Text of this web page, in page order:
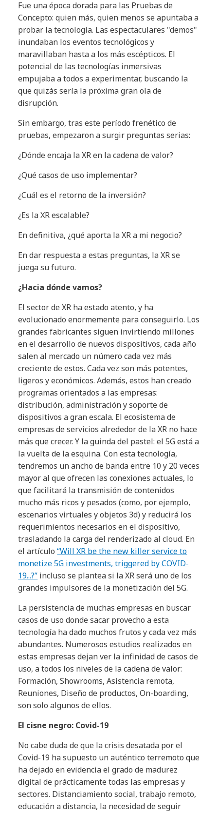
Fue una época dorada para las Pruebas de
Concepto: quien más, quien menos se apuntaba a
probar la tecnología. Las espectaculares "demos"
inundaban los eventos tecnológicos y
maravillaban hasta a los más escépticos. El
potencial de las tecnologías inmersivas
empujaba a todos a experimentar, buscando la
que quizás sería la próxima gran ola de
disrupción.
Sin embargo, tras este período frenético de
pruebas, empezaron a surgir preguntas serias:
¿Dónde encaja la XR en la cadena de valor?
¿Qué casos de uso implementar?
¿Cuál es el retorno de la inversión?
¿Es la XR escalable?
En definitiva, ¿qué aporta la XR a mi negocio?
En dar respuesta a estas preguntas, la XR se
juega su futuro.
¿Hacia dónde vamos?
El sector de XR ha estado atento, y ha
evolucionado enormemente para conseguirlo. Los
grandes fabricantes siguen invirtiendo millones
en el desarrollo de nuevos dispositivos, cada año
salen al mercado un número cada vez más
creciente de estos. Cada vez son más potentes,
ligeros y económicos. Además, estos han creado
programas orientados a las empresas:
distribución, administración y soporte de
dispositivos a gran escala. El ecosistema de
empresas de servicios alrededor de la XR no hace
más que crecer. Y la guinda del pastel: el 5G está a
la vuelta de la esquina. Con esta tecnología,
tendremos un ancho de banda entre 10 y 20 veces
mayor al que ofrecen las conexiones actuales, lo
que facilitará la transmisión de contenidos
mucho más ricos y pesados (como, por ejemplo,
escenarios virtuales y objetos 3d) y reducirá los
requerimientos necesarios en el dispositivo,
trasladando la carga del renderizado al cloud. En
el artículo“Will XR be the new killer service to
monetize 5G investments, triggered by COVID-
19...?” incluso se plantea si la XR será uno de los
grandes impulsores de la monetización del 5G.
La persistencia de muchas empresas en buscar
casos de uso donde sacar provecho a esta
tecnología ha dado muchos frutos y cada vez más
abundantes. Numerosos estudios realizados en
estas empresas dejan ver la infinidad de casos de
uso, a todos los niveles de la cadena de valor:
Formación, Showrooms, Asistencia remota,
Reuniones, Diseño de productos, On-boarding,
son solo algunos de ellos.
El cisne negro: Covid-19
No cabe duda de que la crisis desatada por el
Covid-19 ha supuesto un auténtico terremoto que
ha dejado en evidencia el grado de madurez
digital de prácticamente todas las empresas y
sectores. Distanciamiento social, trabajo remoto,
educación a distancia, la necesidad de seguir